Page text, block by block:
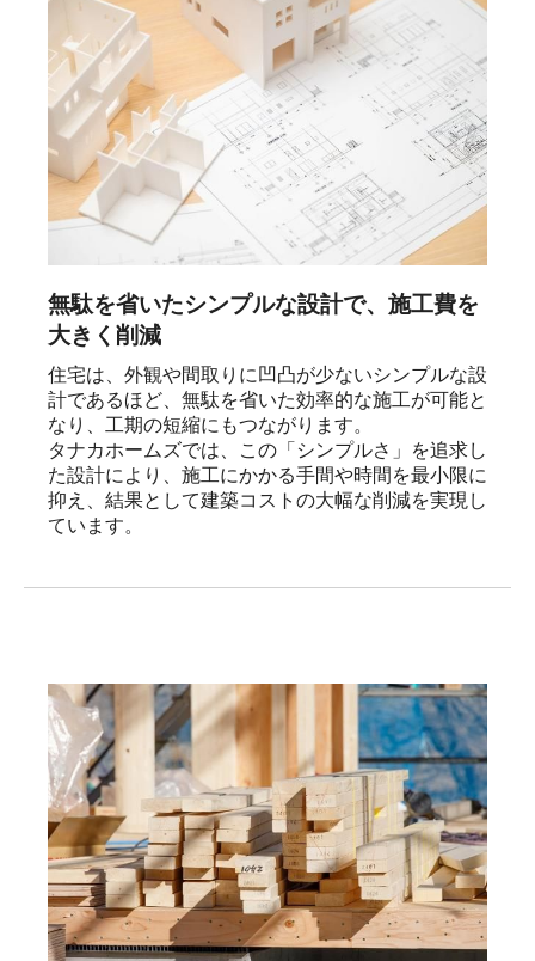
無駄を省いたシンプルな設計で、施工費を
大きく削減
住宅は、外観や間取りに凹凸が少ないシンプルな設
計であるほど、無駄を省いた効率的な施工が可能と
なり、工期の短縮にもつながります。
タナカホームズでは、この「シンプルさ」を追求し
た設計により、施工にかかる手間や時間を最小限に
抑え、結果として建築コストの大幅な削減を実現し
ています。